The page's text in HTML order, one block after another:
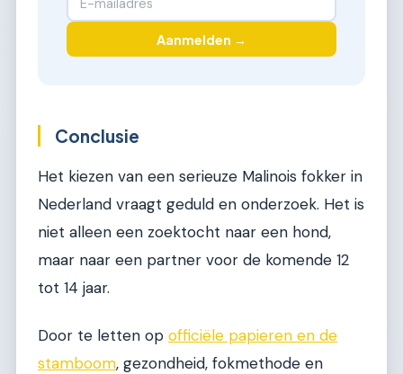
Aanmelden →
Conclusie
Het kiezen van een serieuze Malinois fokker in
Nederland vraagt geduld en onderzoek. Het is
niet alleen een zoektocht naar een hond,
maar naar een partner voor de komende 12
tot 14 jaar.
Door te letten op officiële papieren en de
stamboom, gezondheid, fokmethode en